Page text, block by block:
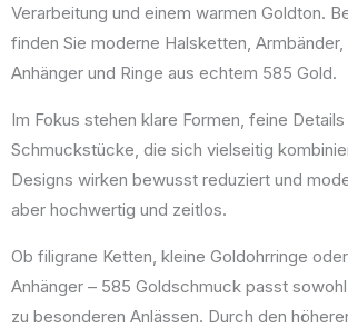
Verarbeitung und einem warmen Goldton.
finden Sie moderne Halsketten, Armbänder,
Anhänger und Ringe aus echtem 585 Gold.
Im Fokus stehen klare Formen, feine Details
Schmuckstücke, die sich vielseitig
Designs wirken bewusst reduziert und
aber hochwertig und zeitlos.
Ob filigrane Ketten, kleine Goldohrringe
Anhänger – 585 Goldschmuck passt
zu besonderen Anlässen. Durch den